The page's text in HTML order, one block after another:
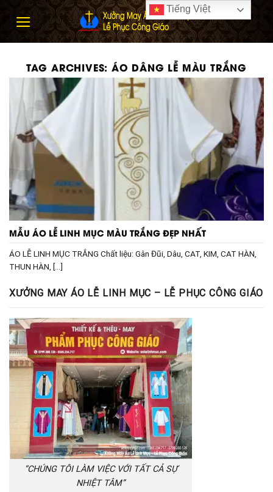
TAG ARCHIVES:ÁO DÂNG LỄ MÀU TRẮNG
MẪU ÁO LỄ LINH MỤC MÀU TRẮNG ĐẸP NHẤT
ÁO LỄ LINH MỤC TRẮNG Chất liệu: Gân Đũi, Dâu, CAT, KIM, CAT HÀN,
THUN HÀN, [...]
XƯỞNG MAY ÁO LỄ LINH MỤC – LỄ PHỤC CÔNG GIÁO
“CHÚNG TÔI LÀM VIỆC VỚI TẤT CẢ SỰ
NHIỆT TÂM”
Tiếng Việt